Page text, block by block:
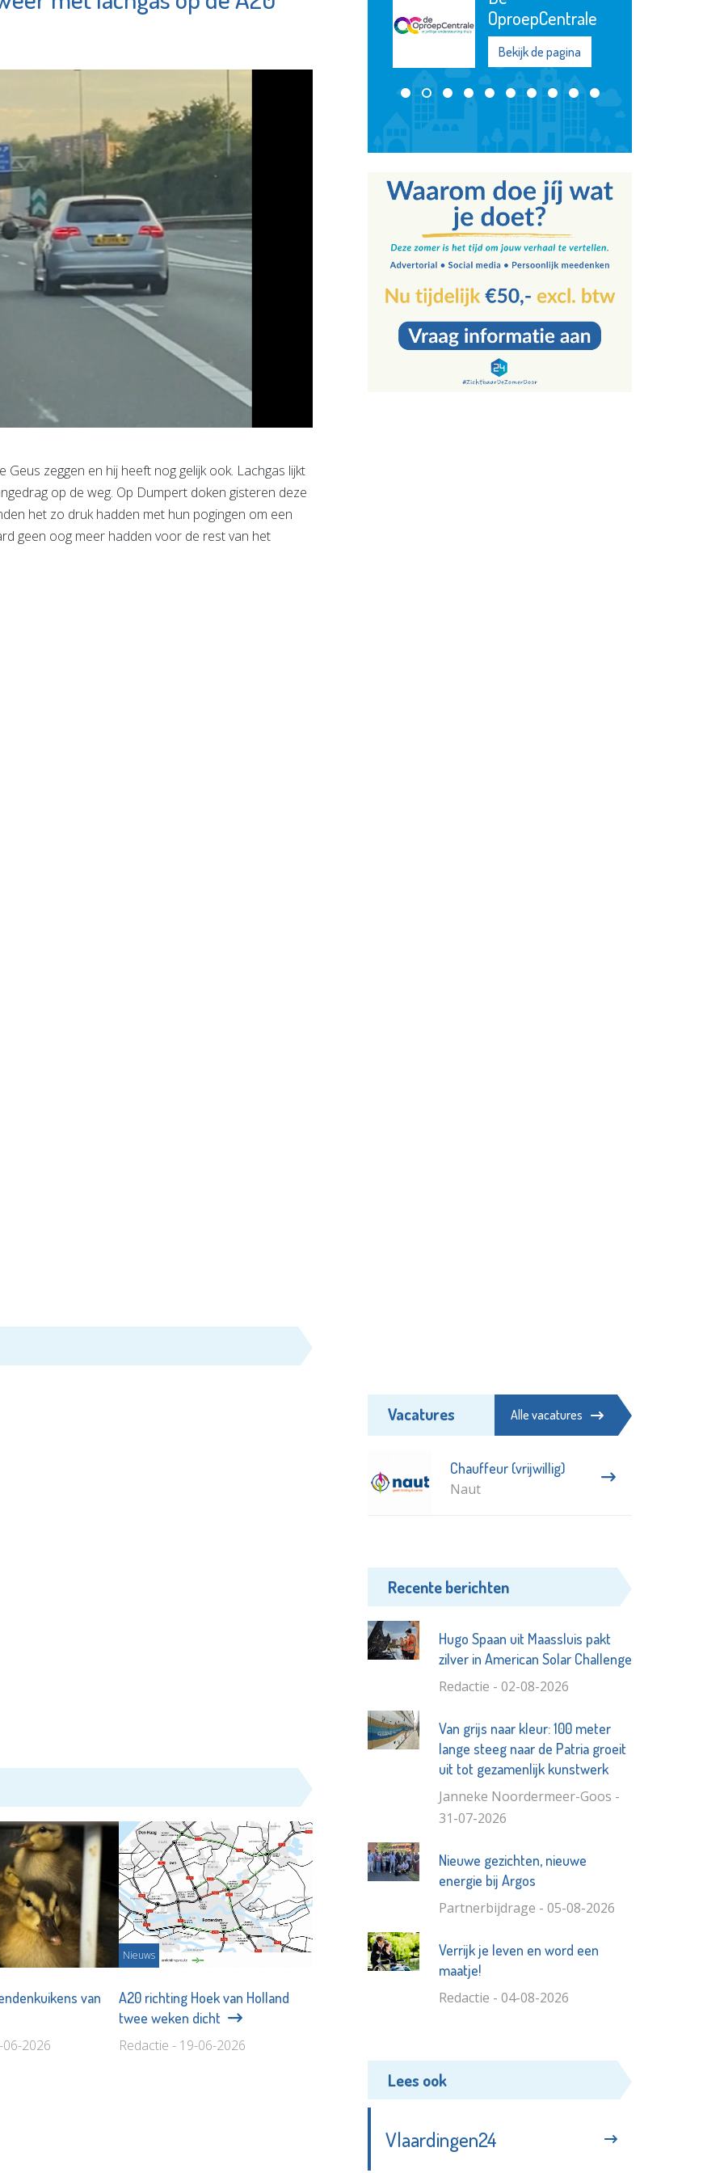
Geus zeggen en hij heeft nog gelijk ook. Lachgas lijkt
op de weg. Op Dumpert doken gisteren deze
het zo druk hadden met hun pogingen om een
geen oog meer hadden voor de rest van het
van
06-2026
Nieuws
A20 richting Hoek van Holland
twee weken dicht
Redactie - 19-06-2026
OproepCentrale
Bekijk de pagina
Vacatures Alle vacatures
Chauffeur (vrijwillig)
Naut
Recente berichten
Hugo Spaan uit Maassluis pakt
zilver in American Solar Challenge
Redactie - 02-08-2026
Van grijs naar kleur: 100 meter
lange steeg naar de Patria groeit
uit tot gezamenlijk kunstwerk
Janneke Noordermeer-Goos -
31-07-2026
Nieuwe gezichten, nieuwe
energie bij Argos
Partnerbijdrage - 05-08-2026
Verrijk je leven en word een
maatje!
Redactie - 04-08-2026
Lees ook
Vlaardingen24